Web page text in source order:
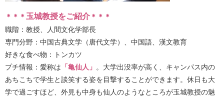
＊＊＊ 玉城教授をご紹介 ＊＊＊
職階：教授、人間文化学部長
専門分野：中国古典文学（唐代文学）、中国語、漢文教育
好きな食べ物：トンカツ
プチ情報：愛称は 「亀仙人」 。大学出没率が高く、キャンパス内の
あちこちで学生と談笑する姿を目撃することができます。休日も大
学で過ごすほど、外見も中身も仙人のようなところが玉城教授の魅